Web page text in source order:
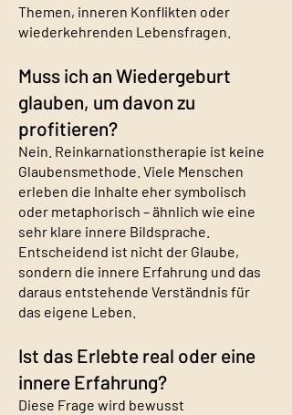
Themen, inneren Konflikten oder
wiederkehrenden Lebensfragen.
Muss ich an Wiedergeburt
glauben, um davon zu
profitieren?
Nein. Reinkarnationstherapie ist keine
Glaubensmethode. Viele Menschen
erleben die Inhalte eher symbolisch
oder metaphorisch – ähnlich wie eine
sehr klare innere Bildsprache.
Entscheidend ist nicht der Glaube,
sondern die innere Erfahrung und das
daraus entstehende Verständnis für
das eigene Leben.
Ist das Erlebte real oder eine
innere Erfahrung?
Diese Frage wird bewusst